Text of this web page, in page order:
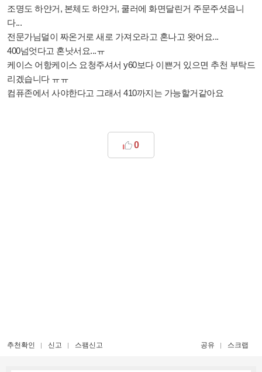
조명도 하얀거, 본체도 하얀거, 쿨러에 화면달린거 주문주셧읍니
다...
전문가님덜이 짜온거로 새로 가져오라고 혼나고 왓어요...
400넘엇다고 혼낫서요...ㅠ
케이스 어항케이스 요청주셔서 y60보다 이쁜거 있으면 추천 부탁드
리겠습니다 ㅠㅠ
컴퓨존에서 사야한다고 그래서 410까지는 가능할거같아요
0
추천확인 신고 스팸신고 공유 스크랩